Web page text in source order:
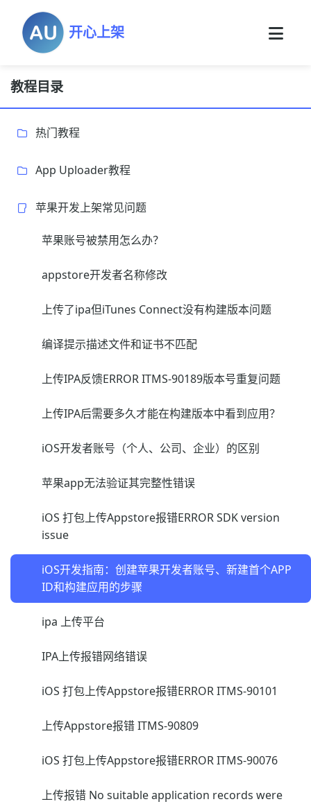
开心上架
教程目录
热门教程
App Uploader教程
苹果开发上架常见问题
苹果账号被禁用怎么办？
appstore开发者名称修改
上传了ipa但iTunes Connect没有构建版本问题
编译提示描述文件和证书不匹配
上传IPA反馈ERROR ITMS-90189版本号重复问题
上传IPA后需要多久才能在构建版本中看到应用？
iOS开发者账号（个人、公司、企业）的区别
苹果app无法验证其完整性错误
iOS 打包上传Appstore报错ERROR SDK version
issue
iOS开发指南：创建苹果开发者账号、新建首个APP
ID和构建应用的步骤
ipa 上传平台
IPA上传报错网络错误
iOS 打包上传Appstore报错ERROR ITMS-90101
上传Appstore报错 ITMS-90809
iOS 打包上传Appstore报错ERROR ITMS-90076
上传报错 No suitable application records were